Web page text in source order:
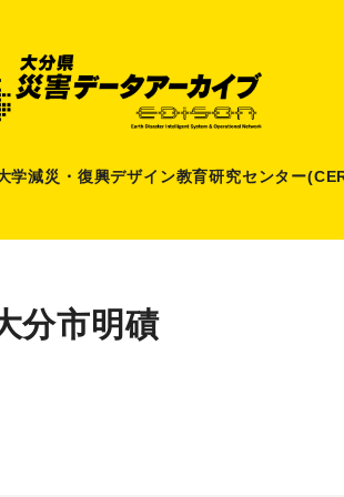
学減災 ・ 復興デザイン教育研究センター
分市明磧